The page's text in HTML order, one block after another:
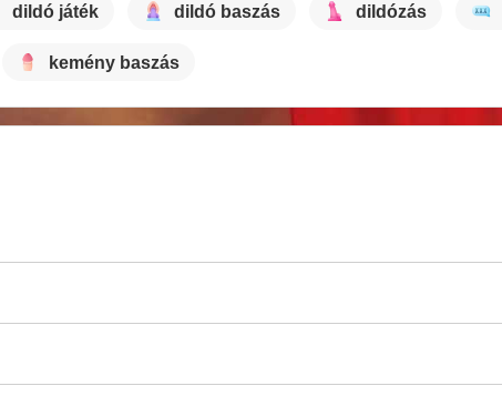
dildó játék dildó baszás dildózás
kemény baszás